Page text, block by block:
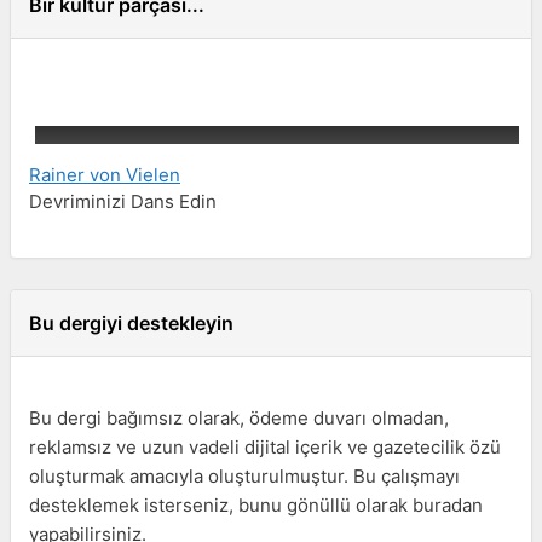
Bir kültür parçası...
Rainer von Vielen
Devriminizi Dans Edin
Bu dergiyi destekleyin
Bu dergi bağımsız olarak, ödeme duvarı olmadan,
reklamsız ve uzun vadeli dijital içerik ve gazetecilik özü
oluşturmak amacıyla oluşturulmuştur. Bu çalışmayı
desteklemek isterseniz, bunu gönüllü olarak buradan
yapabilirsiniz.